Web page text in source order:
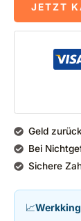
JETZT
Geld
Bei
Sichere
📈